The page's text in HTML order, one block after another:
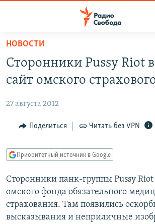
упрощенного
доступа
Вернуться
основному
Вернутся
главной
навигации
Вернутся
поиску
ПОДКАСТЫ
ЦИТАТЫ СВОБОДЫ
МНЕНИЯ
IDEL.РЕАЛИИ
КАВКАЗ.РЕАЛИИ
СЕВЕР.РЕАЛИИ
СИБИРЬ.РЕАЛИИ
НОВОСТИ
Сторонники Pussy Riot
сайт омского
27 августа 2012
Поделиться Читать без VPN
Приоритетный источник в Google
Сторонники панк-группы Pussy Riot
омского фонда обязательного
страхования. Там появились
высказывания и неприличные